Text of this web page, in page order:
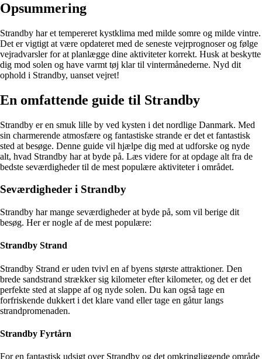
Opsummering
Strandby har et tempereret kystklima med milde somre og milde vintre.
Det er vigtigt at være opdateret med de seneste vejrprognoser og følge
vejradvarsler for at planlægge dine aktiviteter korrekt. Husk at beskytte
dig mod solen og have varmt tøj klar til vintermånederne. Nyd dit
ophold i Strandby, uanset vejret!
En omfattende guide til Strandby
Strandby er en smuk lille by ved kysten i det nordlige Danmark. Med
sin charmerende atmosfære og fantastiske strande er det et fantastisk
sted at besøge. Denne guide vil hjælpe dig med at udforske og nyde
alt, hvad Strandby har at byde på. Læs videre for at opdage alt fra de
bedste seværdigheder til de mest populære aktiviteter i området.
Seværdigheder i Strandby
Strandby har mange seværdigheder at byde på, som vil berige dit
besøg. Her er nogle af de mest populære:
Strandby Strand
Strandby Strand er uden tvivl en af byens største attraktioner. Den
brede sandstrand strækker sig kilometer efter kilometer, og det er det
perfekte sted at slappe af og nyde solen. Du kan også tage en
forfriskende dukkert i det klare vand eller tage en gåtur langs
strandpromenaden.
Strandby Fyrtårn
For en fantastisk udsigt over Strandby og det omkringliggende område